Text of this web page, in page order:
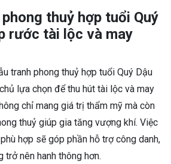
thuỷ hợp tuổi Quý
rước tài lộc và may
tranh phong thuỷ hợp tuổi Quý Dậu
lựa chọn để thu hút tài lộc và may
chỉ mang giá trị thẩm mỹ mà còn
thuỷ giúp gia tăng vượng khí. Việc
hợp sẽ góp phần hỗ trợ công danh,
trở nên hanh thông hơn.